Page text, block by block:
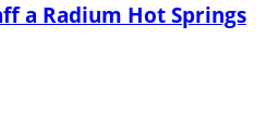
a Radium Hot Springs